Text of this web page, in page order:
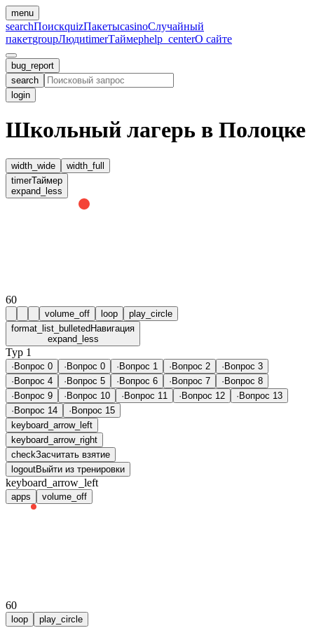
menu
searchПоискquizПакетыcasinoСлучайный
пакетgroupЛюдиtimerТаймерhelp_centerО сайте
bug_report
search
login
Школьный лагерь в Полоцке
width_wide
width_full
timerТаймер
expand_less
60
volume_off loop
play_circle
format_list_bulleted Навигация
expand_less
Тур 1
· Вопрос 0 · Вопрос 0 · Вопрос 1 · Вопрос 2 · Вопрос 3
· Вопрос 4 · Вопрос 5 · Вопрос 6 · Вопрос 7 · Вопрос 8
· Вопрос 9 · Вопрос 10 · Вопрос 11 · Вопрос 12 · Вопрос 13
· Вопрос 14 · Вопрос 15
keyboard_arrow_left
keyboard_arrow_right
checkЗасчитать взятие
logoutВыйти из тренировки
keyboard_arrow_left
apps volume_off
60
loop play_circle